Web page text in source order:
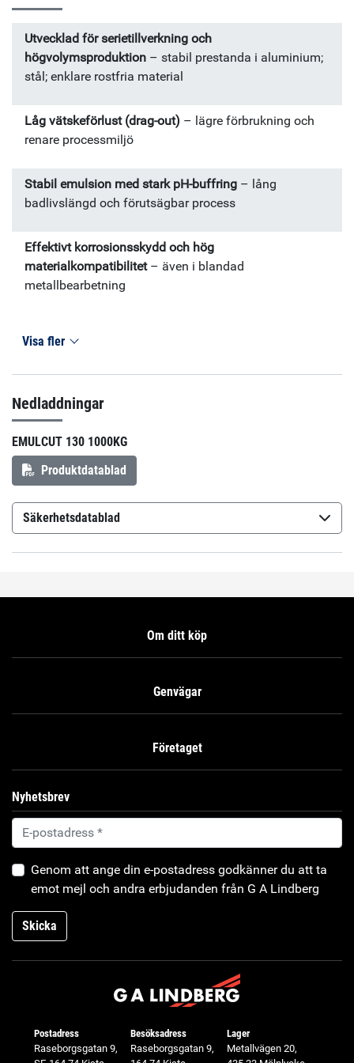
130 väl lämpad även för blandad metallbearbetning.
Typiska applikationer Svarvning; borrning; fräsning – vid
bearbetning av aluminium; stål; enklare rostfria material
samt gjutjärn i serietillverkning eller blandad produktion.
Utvecklad för serietillverkning och
högvolymsproduktion – stabil prestanda i aluminium;
stål; enklare rostfria material
Låg vätskeförlust (drag-out) – lägre förbrukning och
renare processmiljö
Stabil emulsion med stark pH-buffring – lång
badlivslängd och förutsägbar process
Effektivt korrosionsskydd och hög
materialkompatibilitet– även i blandad
metallbearbetning
Visa fler
Nedladdningar
EMULCUT 130 1000KG
Produktdatablad
Säkerhetsdatablad
Petrofer Emulcut 130 (sv-SE)
Om ditt köp
Genvägar
Företaget
Nyhetsbrev
Genom att ange din e-postadress godkänner du att ta
emot mejl och andra erbjudanden från G A Lindberg
Skicka
Postadress
Raseborgsgatan 9,
Besöksadress
Raseborgsgatan 9,
Lager
Metallvägen 20,